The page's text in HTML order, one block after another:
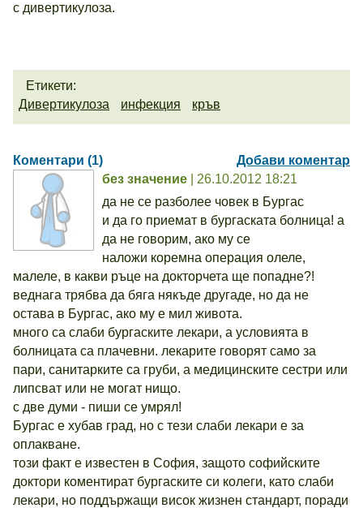
с дивертикулоза.
Етикети:
Дивертикулоза
инфекция кръв
Коментари (1)
Добави коментар
без значение | 26.10.2012 18:21
да не се разболее човек в Бургас
и да го приемат в бургаската болница! а
да не говорим, ако му се
наложи коремна операция олеле,
малеле, в какви ръце на докторчета ще попадне?!
веднага трябва да бяга някъде другаде, но да не
остава в Бургас, ако му е мил живота.
много са слаби бургаските лекари, а условията в
болницата са плачевни. лекарите говорят само за
пари, санитарките са груби, а медицинските сестри или
липсват или не могат нищо.
с две думи - пиши се умрял!
Бургас е хубав град, но с тези слаби лекари е за
оплакване.
този факт е известен в София, защото софийските
доктори коментират бургаските си колеги, като слаби
лекари, но поддържащи висок жизнен стандарт, поради